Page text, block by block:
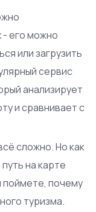
- его можно
или загрузить
сервис
анализирует
и сравнивает с
сложно. Но как
на карте
поймете, почему
туризма.